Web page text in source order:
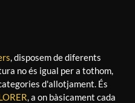
, disposem de diferents
no és igual per a tothom,
d'allotjament. És
, a on bàsicament cada